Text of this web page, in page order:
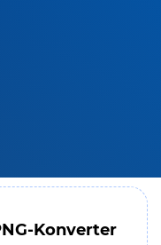
Konverter